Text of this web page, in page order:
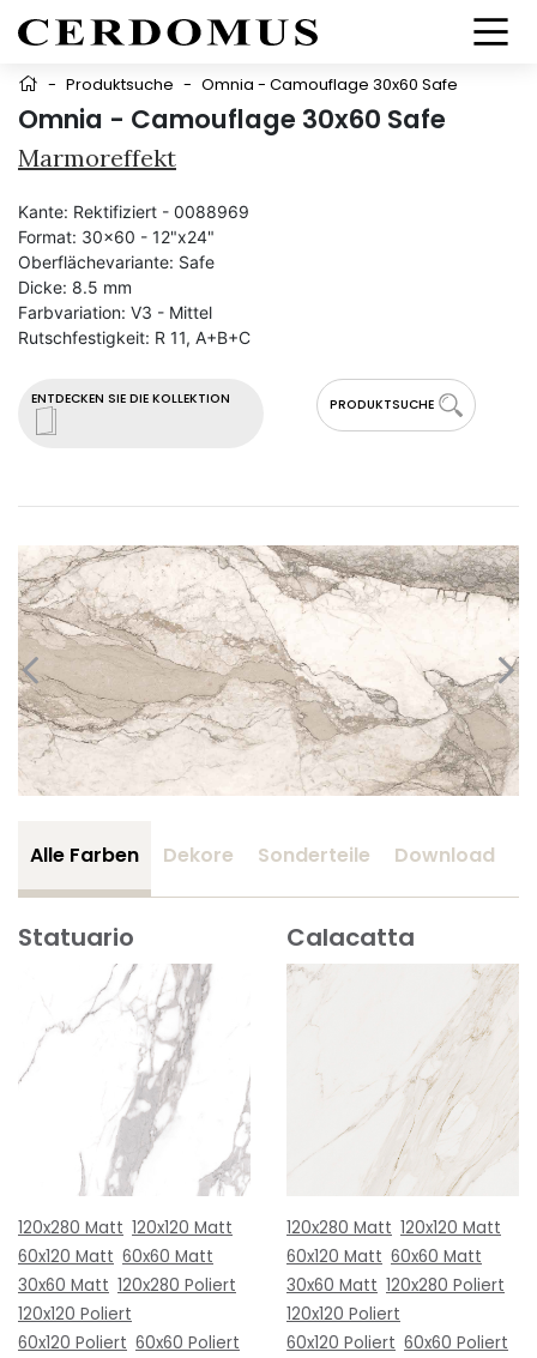
- Produktsuche - Omnia - Camouflage 30x60 Safe
Omnia - Camouflage 30x60 Safe
Marmoreffekt
ENTDECKEN SIE DIE KOLLEKTION PRODUKTSUCHE
Kante: Rektifiziert - 0088969
Format: 30x60 - 12"x24"
Oberflächevariante: Safe
Dicke: 8.5 mm
Farbvariation: V3 - Mittel
Rutschfestigkeit: R 11, A+B+C
Alle Farben Dekore Sonderteile Download
Statuario
120x280 Matt 120x120 Matt
60x120 Matt 60x60 Matt
30x60 Matt 120x280 Poliert
120x120 Poliert
60x120 Poliert 60x60 Poliert
Calacatta
120x280 Matt 120x120 Matt
60x120 Matt 60x60 Matt
30x60 Matt 120x280 Poliert
120x120 Poliert
60x120 Poliert 60x60 Poliert